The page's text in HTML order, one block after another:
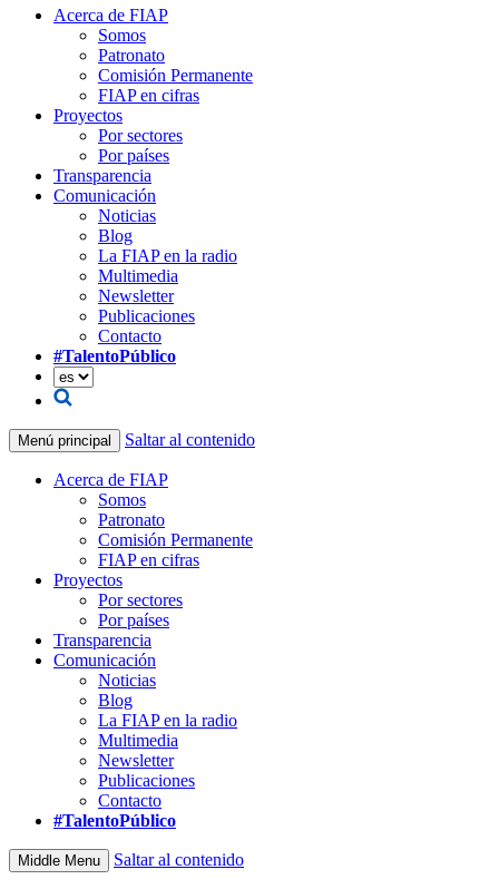
Acerca de FIAP
Somos
Patronato
Comisión Permanente
FIAP en cifras
Proyectos
Por sectores
Por países
Transparencia
Comunicación
Noticias
Blog
La FIAP en la radio
Multimedia
Newsletter
Publicaciones
Contacto
#TalentoPúblico
Menú principal Saltar al contenido
Acerca de FIAP
Somos
Patronato
Comisión Permanente
FIAP en cifras
Proyectos
Por sectores
Por países
Transparencia
Comunicación
Noticias
Blog
La FIAP en la radio
Multimedia
Newsletter
Publicaciones
Contacto
#TalentoPúblico
Middle Menu Saltar al contenido